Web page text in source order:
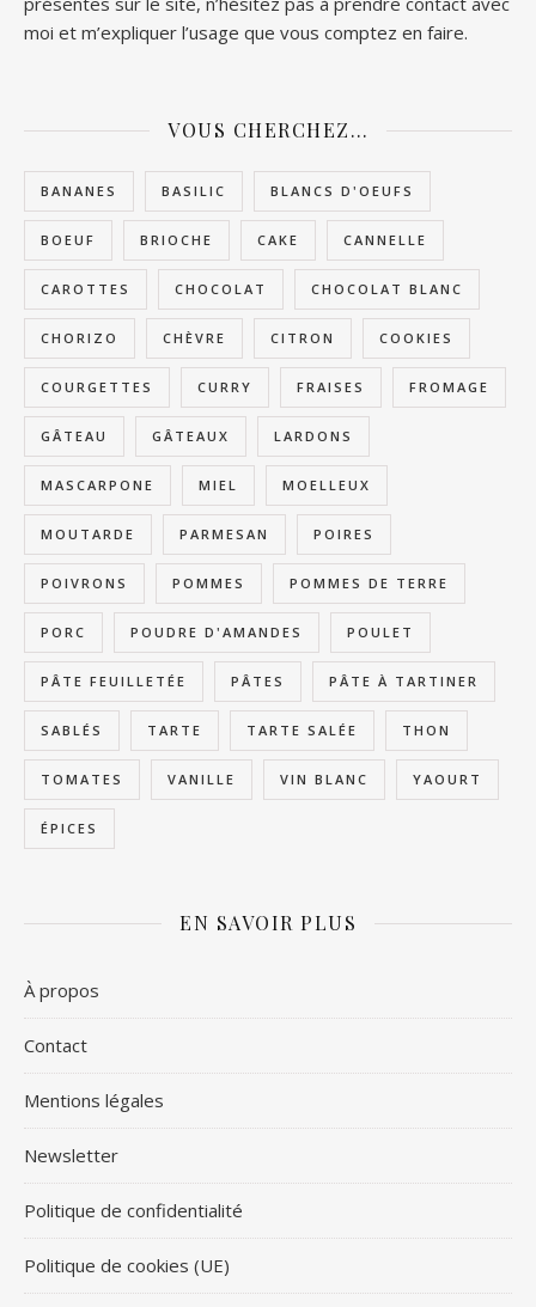
moi et m’expliquer l’usage que vous comptez en faire.
VOUS CHERCHEZ…
BANANES BASILIC BLANCS D'OEUFS
BOEUF BRIOCHE CAKE CANNELLE
CAROTTES CHOCOLAT CHOCOLAT BLANC
CHORIZO CHÈVRE CITRON COOKIES
COURGETTES CURRY FRAISES FROMAGE
GÂTEAU GÂTEAUX LARDONS
MASCARPONE MIEL MOELLEUX
MOUTARDE PARMESAN POIRES
POIVRONS POMMES POMMES DE TERRE
PORC POUDRE D'AMANDES POULET
PÂTE FEUILLETÉE PÂTES PÂTE À TARTINER
SABLÉS TARTE TARTE SALÉE THON
TOMATES VANILLE VIN BLANC YAOURT
ÉPICES
EN SAVOIR PLUS
À propos
Contact
Mentions légales
Newsletter
Politique de confidentialité
Politique de cookies (UE)